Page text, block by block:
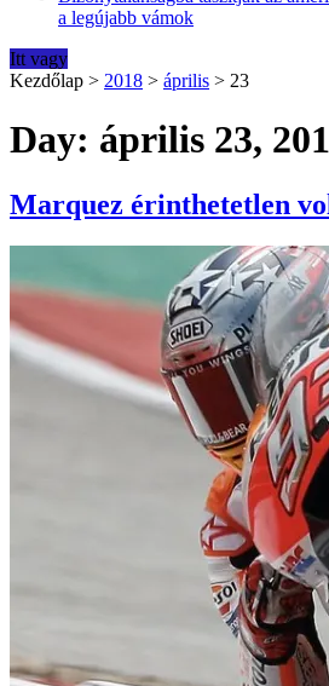
a legújabb vámok
Itt vagy
Kezdőlap > 2018 > április > 23
Day: április 23,
Marquez érinthetetlen